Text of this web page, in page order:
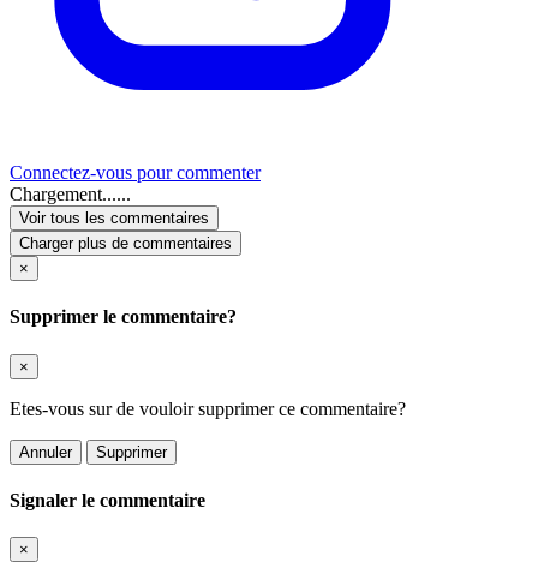
Connectez-vous pour commenter
Chargement......
Voir tous les commentaires
Charger plus de commentaires
×
Supprimer le commentaire?
×
Etes-vous sur de vouloir supprimer ce commentaire?
Annuler Supprimer
Signaler le commentaire
×